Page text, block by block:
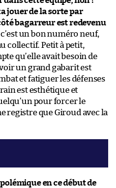
jouer de la sorte par
bagarreur est redevenu
un bon numéro neuf,
collectif. Petit à petit,
qu’elle avait besoin de
un grand gabarit est
et fatiguer les défenses
est esthétique et
pour forcer le
registre que Giroud avec la
en ce début de